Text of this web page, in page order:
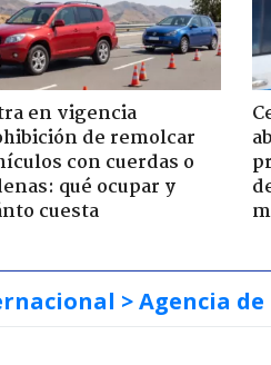
en vigencia
de remolcar
con cuerdas o
qué ocupar y
cuesta
> Agencia